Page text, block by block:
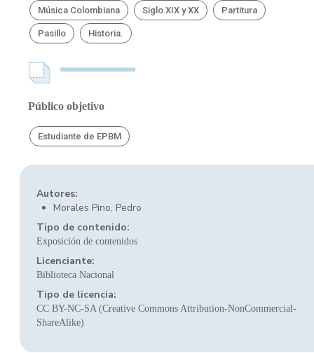
Música Colombiana Siglo XIX y XX Partitura
Pasillo Historia.
Público objetivo
Estudiante de EPBM
Autores:
Morales Pino, Pedro
Tipo de contenido:
Exposición de contenidos
Licenciante:
Biblioteca Nacional
Tipo de licencia:
CC BY-NC-SA (Creative Commons Attribution-NonCommercial-
ShareAlike)